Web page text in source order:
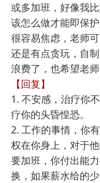
或多加班，好像我
该怎么做才能即保
很容易焦虑，老师
还是有点贪玩，自
浪费了，也希望老
【回复】
1. 不安感，治疗你
疗你的头昏惶恐。
2. 工作的事情，你
权在你身上，对于
要加班，你付出能
换，如果薪水给的